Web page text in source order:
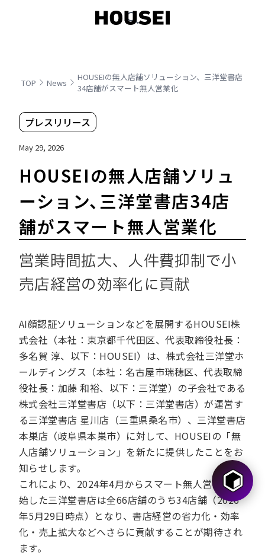
TOP News
HOUSEIの無人店舗ソリューション、三洋堂書店
34店舗がスマート無人営業化
プレスリリース
May 29, 2026
HOUSEIの無人店舗ソリュ
ーション、三洋堂書店34店
舗がスマート無人営業化
営業時間拡大、人件費抑制で小
売店経営の効率化に貢献
AI顔認証ソリューションなどを展開するHOUSEI株
式会社（本社：東京都千代田区、代表取締役社長：
多名賀 淳、以下：HOUSEI）は、株式会社三洋堂ホ
ールディングス（本社：名古屋市瑞穂区、代表取締
役社長：加藤 和裕、以下：三洋堂）の子会社である
株式会社三洋堂書店（以下：三洋堂書店）が運営す
る三洋堂書店 星川店（三重県桑名市）、三洋堂書店
本巣店（岐阜県本巣市）に対して、HOUSEIの「無
人店舗ソリューション」を新たに提供したことをお
知らせします。
これにより、2024年4月からスマート無人営業を開
始した三洋堂書店は全66店舗のうち34店舗（2026
年5月29日時点）となり、書店経営の省力化・効率
化・売上拡大などへさらに貢献することが期待され
ます。